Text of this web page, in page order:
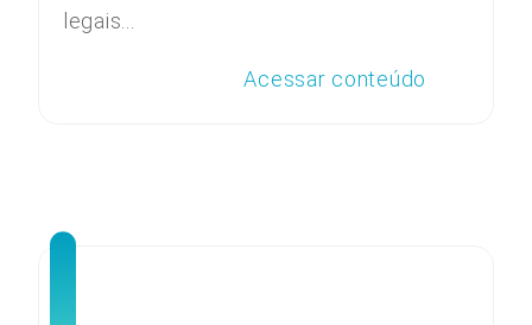
legais...
Acessar conteúdo